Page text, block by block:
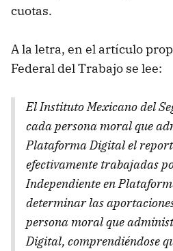
cuotas.
A la letra, en el artículo
Federal del Trabajo se lee:
El Instituto Mexicano del
cada persona moral que
Plataforma Digital el
efectivamente trabajadas
Independiente en
determinar las
persona moral que
Digital, comprendiéndose